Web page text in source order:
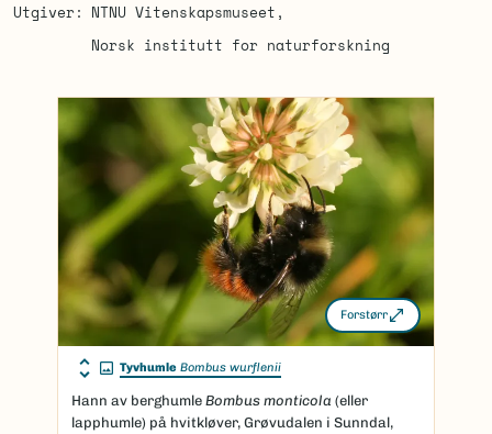
Utgiver
NTNU Vitenskapsmuseet
Norsk institutt for naturforskning
Forstørr
Tyvhumle Bombus wurflenii
Hann av berghumle Bombus monticola (eller
lapphumle) på hvitkløver, Grøvudalen i Sunndal,